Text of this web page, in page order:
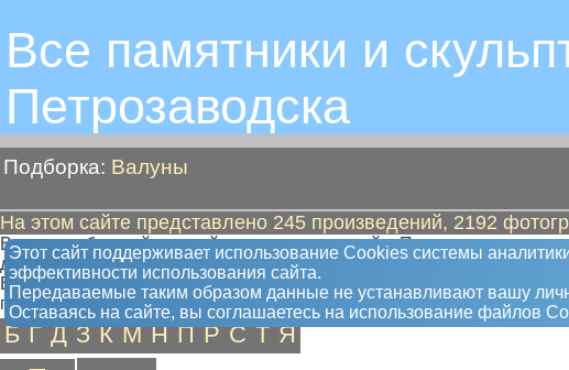
Все памятники и
Петрозаводскa
Подборка: Валуны
На этом сайте представлено 245 произведений, 2192
Этот сайт поддерживает использование Сookies системы
эффективности использования сайта.
Передаваемые таким образом данные не устанавливают вашу
Оставаясь на сайте, вы соглашаетесь на использование файлов
Валун с табличкой - самый распространенный в Петрозаводске вид
дополнительно прикрепляют какие-то предметы.
Если бы Геракл жил в Петрозаводске, то вместо его статуи у нас
поднимал Геракл"
Б Г Д З К М Н П Р С Т Я